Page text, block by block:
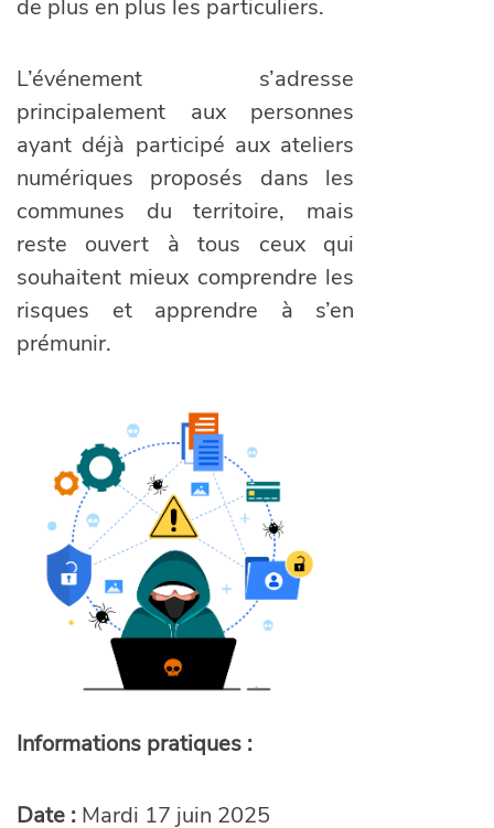
de plus en plus les particuliers.
L’événement s’adresse
principalement aux personnes
ayant déjà participé aux ateliers
numériques proposés dans les
communes du territoire, mais
reste ouvert à tous ceux qui
souhaitent mieux comprendre les
risques et apprendre à s’en
prémunir.
Informations pratiques :
Date : Mardi 17 juin 2025